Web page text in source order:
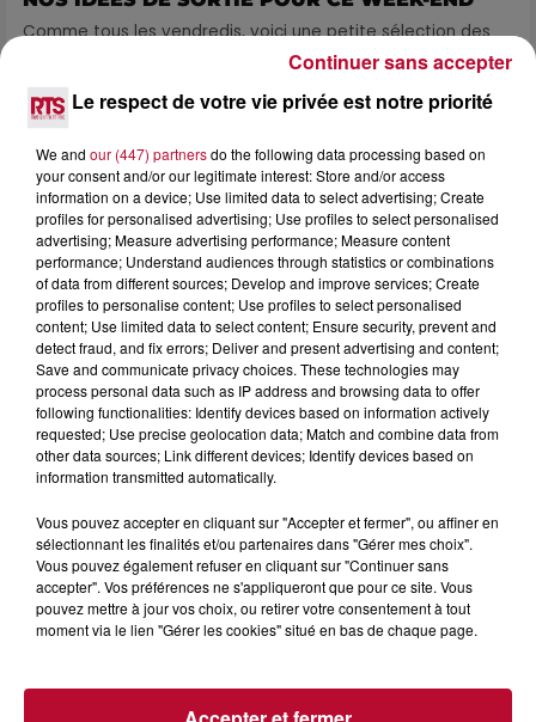
Comme tous les vendredis, voici une petite sélection des
rendez-vous à ne pas manquer dans le coin. Que vous ayez
envie de voyager à l'autre bout du monde,...
7 août 2026
Le respect de votre vie privée est notre priorité
We and our (447) partnersdo the following data processing based on
your consent and/or our legitimate interest: Store and/or access
information on a device; Use limited data to select advertising; Create
profiles for personalised advertising; Use profiles to select personalised
advertising; Measure advertising performance; Measure content
performance; Understand audiences through statistics or combinations
of data from different sources; Develop and improve services; Create
profiles to personalise content; Use profiles to select personalised
content; Use limited data to select content; Ensure security, prevent and
detect fraud, and fix errors; Deliver and present advertising and content;
Save and communicate privacy choices. These technologies may
process personal data such as IP address and browsing data to offer
following functionalities: Identify devices based on information actively
requested; Use precise geolocation data; Match and combine data from
other data sources; Link different devices; Identify devices based on
information transmitted automatically.
Vous pouvez accepter en cliquant sur "Accepter et fermer", ou affiner en
sélectionnant les finalités et/ou partenaires dans "Gérer mes choix".
Vous pouvez également refuser en cliquant sur "Continuer sans
accepter". Vos préférences ne s'appliqueront que pour ce site. Vous
pouvez mettre à jour vos choix, ou retirer votre consentement à tout
moment via le lien "Gérer les cookies" situé en bas de chaque page.
Continuer sans accepter